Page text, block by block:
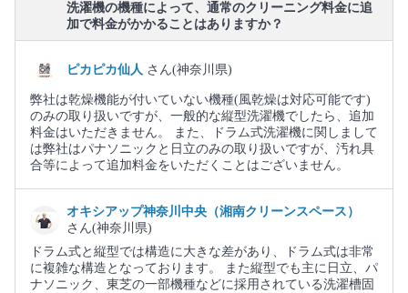
洗濯機の機種によって、通常のクリーニング料金に追
加で料金がかかることはありますか？
ピカピカ仙人 さん(神奈川県)
弊社は乾燥機能が付いていない機種(風乾燥は対応可能です)
のみの取り扱いですが、一般的な縦型洗濯機でしたら、追加
料金はいただきません。 また、ドラム式洗濯機に関しまして
は弊社はパナソニックと日立のみの取り扱いですが、汚れ具
合等によって追加料金をいただくことはございません。
オキシアップ神奈川中央（湘南クリーンスペース）
さん(神奈川県)
ドラム式と縦型では構造に大きな差があり、ドラム式は非常
に複雑な構造となっております。 また縦型でも主に日立、パ
ナソニック、東芝の一部機種などに採用されている洗濯槽固